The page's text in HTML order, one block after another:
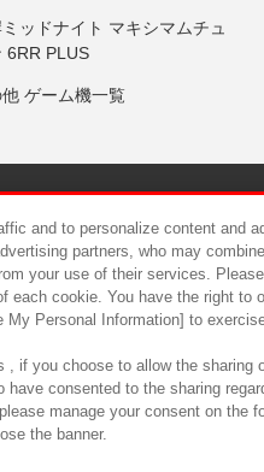
ッドナイト マキシマムチュ
6RR PLUS
ゲーム機一覧
について カスタマーハラスメ
and to personalize content and
partners, who may
your use of their services.
each cookie. You have the right to
Personal Information] to
, if you choose to allow the sharing
have consented to the sharing
manage your consent on the
the banner.